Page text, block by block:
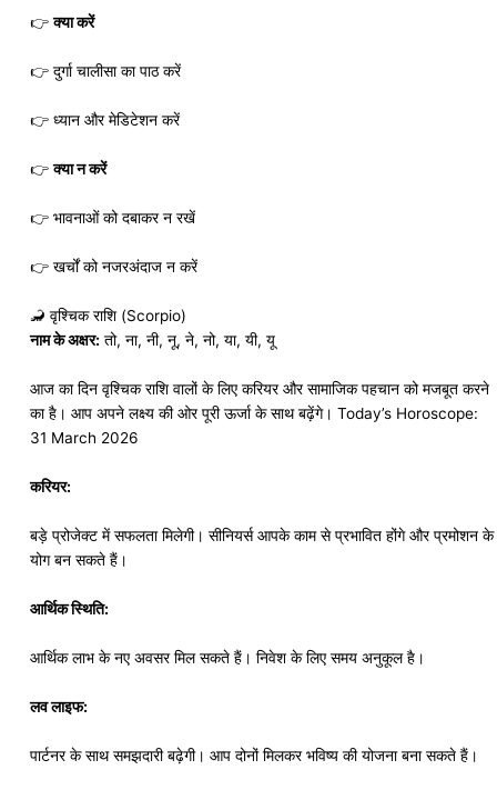
👉क्या करें
👉 दुर्गा चालीसा का पाठ करें
👉 ध्यान और मेडिटेशन करें
👉क्या न करें
👉 भावनाओं को दबाकर न रखें
👉 खर्चों को नजरअंदाज न करें
🦂 वृश्चिक राशि (Scorpio)
नाम के अक्षर: तो, ना, नी, नू, ने, नो, या, यी, यू
आज का दिन वृश्चिक राशि वालों के लिए करियर और सामाजिक पहचान को मजबूत करने
का है। आप अपने लक्ष्य की ओर पूरी ऊर्जा के साथ बढ़ेंगे। Today’s Horoscope:
31 March 2026
करियर:
बड़े प्रोजेक्ट में सफलता मिलेगी। सीनियर्स आपके काम से प्रभावित होंगे और प्रमोशन के
योग बन सकते हैं।
आर्थिक स्थिति:
आर्थिक लाभ के नए अवसर मिल सकते हैं। निवेश के लिए समय अनुकूल है।
लव लाइफ:
पार्टनर के साथ समझदारी बढ़ेगी। आप दोनों मिलकर भविष्य की योजना बना सकते हैं।